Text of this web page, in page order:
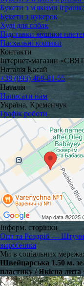
Букети з м'якими
Букети з цукерок
Худі для собак
Підставки кошики
Пасхальні кошики
Контакти
Інтернет-магазин
Наталія Касай
+38 (093) 469-81-55
Наталія
Написати нам
Україна, Кременчук
Графік роботи
Інформ. сторінки
Опт та Роздріб —
виробника
Ми в соціальних
Швейцарська 1.50 м.
пластику / Якісна